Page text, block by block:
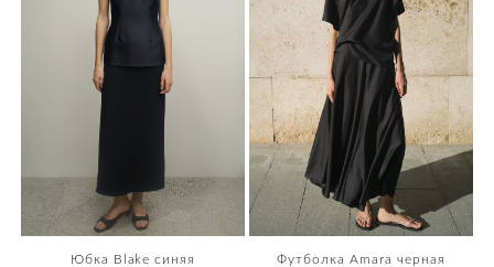
Юбка Blake синяя Футболка Amara черная